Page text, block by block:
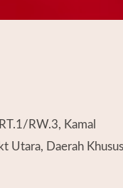
RW.3, Kamal
Utara, Daerah Khusus